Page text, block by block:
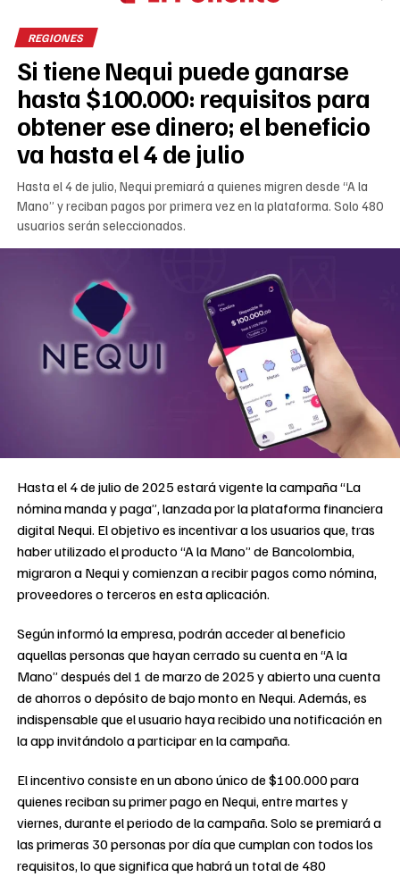
REGIONES
Si tiene Nequi puede ganarse
hasta $100.000: requisitos para
obtener ese dinero; el beneficio
va hasta el 4 de julio
Hasta el 4 de julio, Nequi premiará a quienes migren desde “A la
Mano” y reciban pagos por primera vez en la plataforma. Solo 480
usuarios serán seleccionados.
Hasta el 4 de julio de 2025 estará vigente la campaña “La
nómina manda y paga”, lanzada por la plataforma financiera
digital Nequi. El objetivo es incentivar a los usuarios que, tras
haber utilizado el producto “A la Mano” de Bancolombia,
migraron a Nequi y comienzan a recibir pagos como nómina,
proveedores o terceros en esta aplicación.
Según informó la empresa, podrán acceder al beneficio
aquellas personas que hayan cerrado su cuenta en “A la
Mano” después del 1 de marzo de 2025 y abierto una cuenta
de ahorros o depósito de bajo monto en Nequi. Además, es
indispensable que el usuario haya recibido una notificación en
la app invitándolo a participar en la campaña.
El incentivo consiste en un abono único de $100.000 para
quienes reciban su primer pago en Nequi, entre martes y
viernes, durante el periodo de la campaña. Solo se premiará a
las primeras 30 personas por día que cumplan con todos los
requisitos, lo que significa que habrá un total de 480